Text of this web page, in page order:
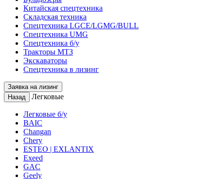
Китайская спецтехника
Складская техника
Спецтехника LGCE/LGMG/BULL
Спецтехника UMG
Спецтехника б/у
Тракторы МТЗ
Экскаваторы
Спецтехника в лизинг
Заявка на лизинг
Назад
Легковые
Легковые б/у
BAIC
Changan
Chery
ESTEO | EXLANTIX
Exeed
GAC
Geely